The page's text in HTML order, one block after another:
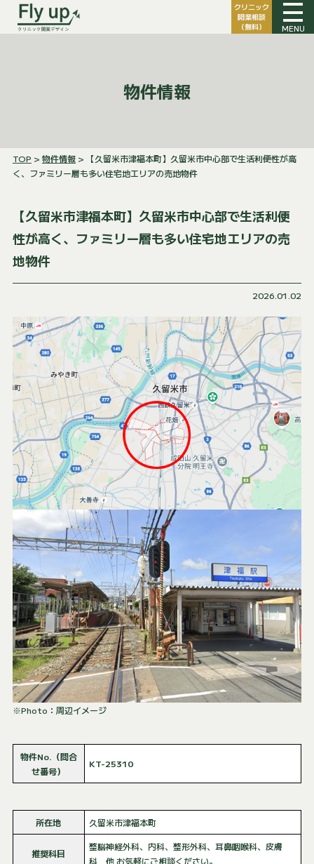
クリニック
開業相談
（無料）
MENU
物件情報
TOP > 物件情報> 【久留米市津福本町】久留米市中心部で生活利便性が高
く、ファミリー層も多い住宅地エリアの売地物件
【久留米市津福本町】久留米市中心部で生活利便
性が高く、ファミリー層も多い住宅地エリアの売
地物件
2026.01.02
※Photo：周辺イメージ
物件No.（問合
せ番号）
KT-25310
所在地 久留米市津福本町
推奨科目
整脳神経外科、内科、整形外科、耳鼻咽喉科、皮膚
科 他 お気軽にご相談ください。